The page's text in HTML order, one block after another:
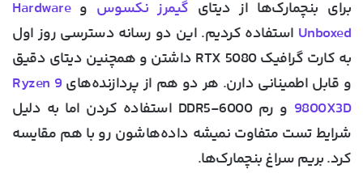
برای بنچمارک‌ها از دیتای گیمرز نکسوس وHardware
Unboxed استفاده کردیم. این دو رسانه دسترسی روز اول
به کارت گرافیک RTX 5080 داشتن و همچنین دیتای دقیق
و قابل اطمینانی دارن. هر دو هم از پردازنده‌های Ryzen 9
9800X3D
و رم DDR5-6000 استفاده کردن اما به دلیل
شرایط تست متفاوت نمیشه داده‌هاشون رو با هم مقایسه
کرد. بریم سراغ بنچمارک‌ها.